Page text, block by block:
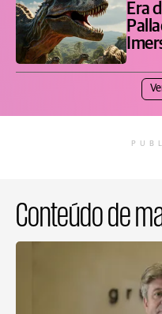
Era
Conteúdo de